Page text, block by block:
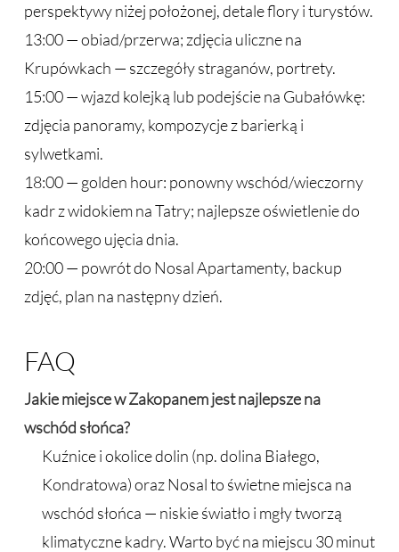
perspektywy niżej położonej, detale flory i turystów.
13:00 — obiad/przerwa; zdjęcia uliczne na
Krupówkach — szczegóły straganów, portrety.
15:00 — wjazd kolejką lub podejście na Gubałówkę:
zdjęcia panoramy, kompozycje z barierką i
sylwetkami.
18:00 — golden hour: ponowny wschód/wieczorny
kadr z widokiem na Tatry; najlepsze oświetlenie do
końcowego ujęcia dnia.
20:00 — powrót do Nosal Apartamenty, backup
zdjęć, plan na następny dzień.
FAQ
Jakie miejsce w Zakopanem jest najlepsze na
wschód słońca?
Kuźnice i okolice dolin (np. dolina Białego,
Kondratowa) oraz Nosal to świetne miejsca na
wschód słońca — niskie światło i mgły tworzą
klimatyczne kadry. Warto być na miejscu 30 minut